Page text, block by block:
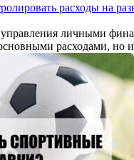
расходы на
личными
расходами, но и